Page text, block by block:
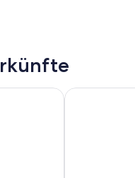
Moxy Vienna